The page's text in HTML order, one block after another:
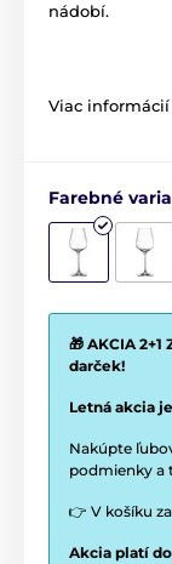
nádobí.
Viac informácií
Farebné
🎁 AKCIA
darček!
Letná akcia
Nakúpte
podmienky a
👉 V košíku
Akcia platí do